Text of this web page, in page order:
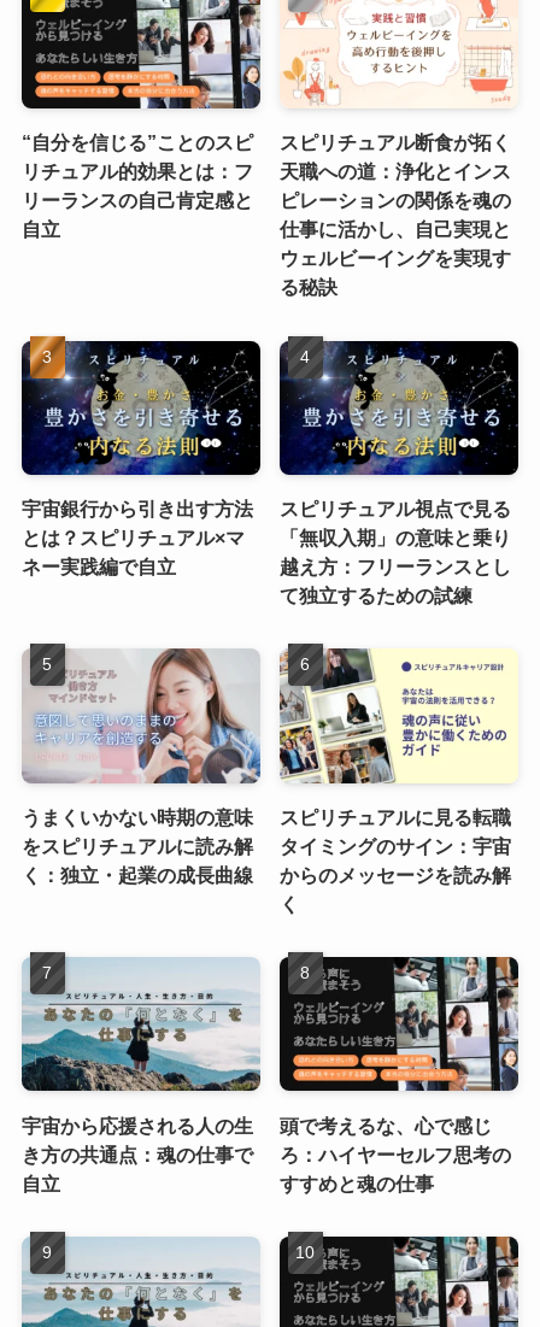
“自分を信じる”ことのスピ
リチュアル的効果とは：フ
リーランスの自己肯定感と
自立
スピリチュアル断食が拓く
天職への道：浄化とインス
ピレーションの関係を魂の
仕事に活かし、自己実現と
ウェルビーイングを実現す
る秘訣
宇宙銀行から引き出す方法
とは？スピリチュアル×マ
ネー実践編で自立
スピリチュアル視点で見る
「無収入期」の意味と乗り
越え方：フリーランスとし
て独立するための試練
うまくいかない時期の意味
をスピリチュアルに読み解
く：独立・起業の成長曲線
スピリチュアルに見る転職
タイミングのサイン：宇宙
からのメッセージを読み解
く
宇宙から応援される人の生
き方の共通点：魂の仕事で
自立
頭で考えるな、心で感じ
ろ：ハイヤーセルフ思考の
すすめと魂の仕事